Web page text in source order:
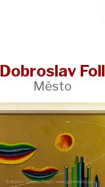
Dobroslav Foll
Město